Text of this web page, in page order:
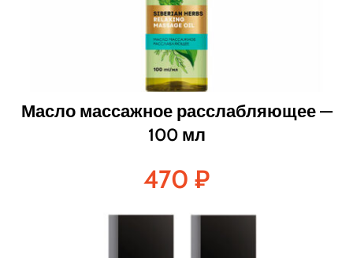
Масло массажное расслабляющее —
100 мл
470 ₽